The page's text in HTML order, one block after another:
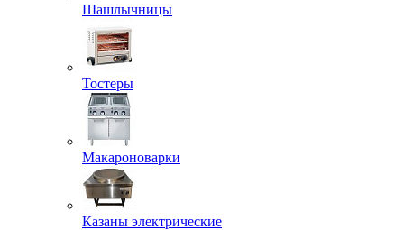
Шашлычницы
Тостеры
Макароноварки
Казаны электрические